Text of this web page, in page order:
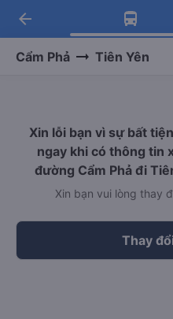
Tải app
Nhận ưu đãi
Tải app
-30k/ghế khi
arrow_back
Cẩm Phả Tiên Yên
Xin lỗi bạn vì sự bất
ngay khi có thông tin
đường Cẩm Phả đi
Xin bạn vui lòng thay
Thay